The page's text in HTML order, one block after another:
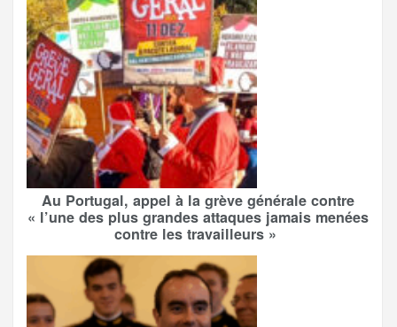
Au Portugal, appel à la grève générale contre
« l’une des plus grandes attaques jamais menées
contre les travailleurs »